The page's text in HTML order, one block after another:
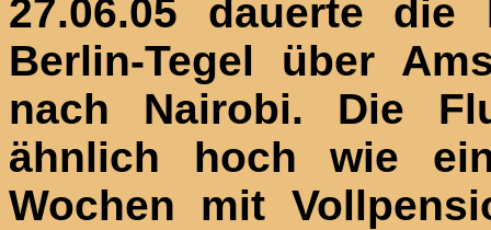
27.06.05 dauerte
Berlin-Tegel über
nach Nairobi. Die
ähnlich hoch wie
Wochen mit